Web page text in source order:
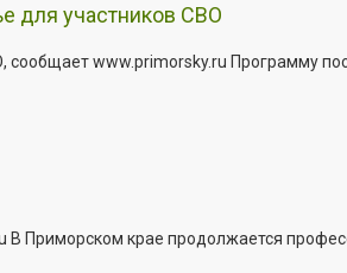
для участников СВО
www.primorsky.ru Программу
Приморском крае продолжается